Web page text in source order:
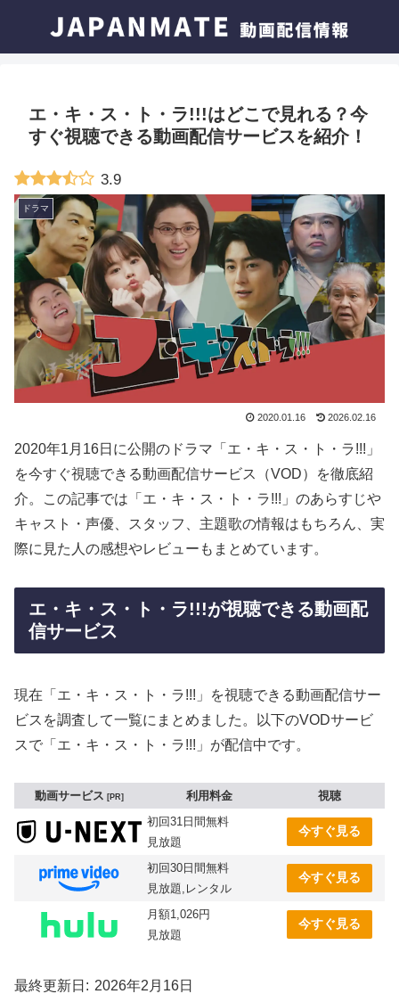
エ・キ・ス・ト・ラ!!!はどこで見れる？今
すぐ視聴できる動画配信サービスを紹介！
3.9
ドラマ
2020.01.16 2026.02.16
2020年1月16日に公開のドラマ「エ・キ・ス・ト・ラ!!!」
を今すぐ視聴できる動画配信サービス（VOD）を徹底紹
介。この記事では「エ・キ・ス・ト・ラ!!!」のあらすじや
キャスト・声優、スタッフ、主題歌の情報はもちろん、実
際に見た人の感想やレビューもまとめています。
エ・キ・ス・ト・ラ!!!が視聴できる動画配
信サービス
現在「エ・キ・ス・ト・ラ!!!」を視聴できる動画配信サー
ビスを調査して一覧にまとめました。以下のVODサービ
スで「エ・キ・ス・ト・ラ!!!」が配信中です。
動画サービス PR 利用料金
視聴
初回31日間無料
見放題
今すぐ見る
初回30日間無料
見放題,レンタル
今すぐ見る
月額1,026円
見放題
今すぐ見る
最終更新日 2026年2月16日